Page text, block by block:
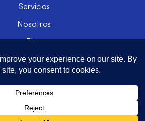
Servicios
Nosotros
Contacto